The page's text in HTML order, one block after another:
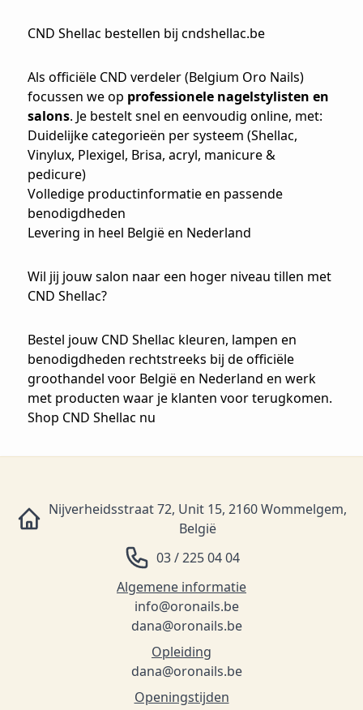
CND Shellac bestellen bij cndshellac.be
Als officiële CND verdeler (Belgium Oro Nails)
focussen we op professionele nagelstylisten en
salons. Je bestelt snel en eenvoudig online, met:
Duidelijke categorieën per systeem (Shellac,
Vinylux, Plexigel, Brisa, acryl, manicure &
pedicure)
Volledige productinformatie en passende
benodigdheden
Levering in heel België en Nederland
Wil jij jouw salon naar een hoger niveau tillen met
CND Shellac?
Bestel jouw CND Shellac kleuren, lampen en
benodigdheden rechtstreeks bij de officiële
groothandel voor België en Nederland en werk
met producten waar je klanten voor terugkomen.
Shop CND Shellac nu
Nijverheidsstraat 72, Unit 15, 2160 Wommelgem,
België
03 / 225 04 04
Algemene informatie
info@oronails.be
dana@oronails.be
Opleiding
dana@oronails.be
Openingstijden